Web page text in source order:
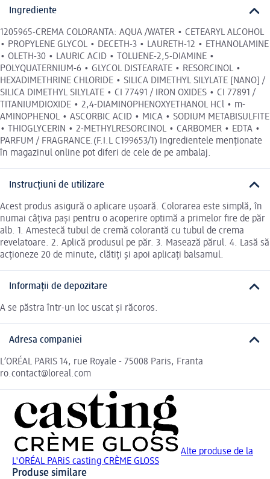
Ingrediente
1205965-CREMA COLORANTA: AQUA /WATER • CETEARYL ALCOHOL
• PROPYLENE GLYCOL • DECETH-3 • LAURETH-12 • ETHANOLAMINE
• OLETH-30 • LAURIC ACID • TOLUENE-2,5-DIAMINE •
POLYQUATERNIUM-6 • GLYCOL DISTEARATE • RESORCINOL •
HEXADIMETHRINE CHLORIDE • SILICA DIMETHYL SILYLATE [NANO] /
SILICA DIMETHYL SILYLATE • CI 77491 / IRON OXIDES • CI 77891 /
TITANIUMDIOXIDE • 2,4-DIAMINOPHENOXYETHANOL HCl • m-
AMINOPHENOL • ASCORBIC ACID • MICA • SODIUM METABISULFITE
• THIOGLYCERIN • 2-METHYLRESORCINOL • CARBOMER • EDTA •
PARFUM / FRAGRANCE.(F.I.L C199653/1) Ingredientele menționate
în magazinul online pot diferi de cele de pe ambalaj.
Instrucțiuni de utilizare
Acest produs asigură o aplicare uşoară. Colorarea este simplă, în
numai câţiva paşi pentru o acoperire optimă a primelor fire de păr
alb. 1. Amestecă tubul de cremă colorantă cu tubul de crema
revelatoare. 2. Aplică produsul pe păr. 3. Masează părul. 4. Lasă să
acţioneze 20 de minute, clătiţi şi apoi aplicaţi balsamul.
Informații de depozitare
A se păstra într-un loc uscat şi răcoros.
Adresa companiei
L’ORÉAL PARIS 14, rue Royale - 75008 Paris, Franta
ro.contact@loreal.com
Alte produse de la
L'ORÉAL PARiS casting CRÈME GLOSS
Produse similare